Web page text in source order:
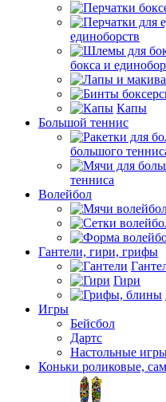
единоборств
бокса и
Капы
Большой теннис
большого
тенниса
Волейбол
Гантели, гири, грифы
Гири
Игры
Бейсбол
Дартс
Настольные
Коньки роликовые,